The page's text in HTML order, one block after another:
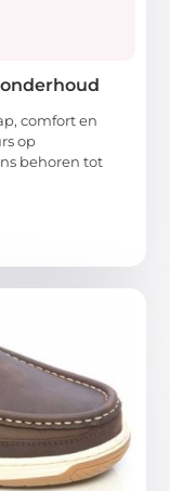
comfort en
op
behoren tot